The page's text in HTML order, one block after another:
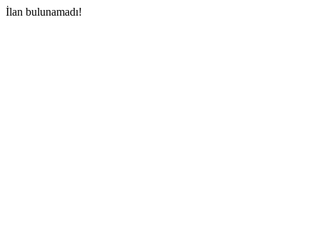
İlan bulunamadı!